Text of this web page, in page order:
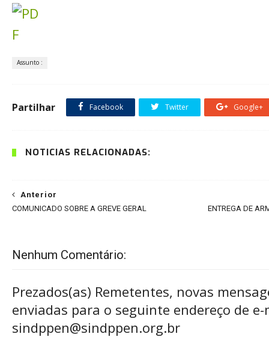
Assunto :
Partilhar Facebook Twitter Google+
NOTÍCIAS RELACIONADAS:
ENTREGA DE
Anterior
COMUNICADO SOBRE A GREVE GERAL
Nenhum Comentário:
Prezados(as) Remetentes, novas
enviadas para o seguinte endereço de e-
sindppen@sindppen.org.br